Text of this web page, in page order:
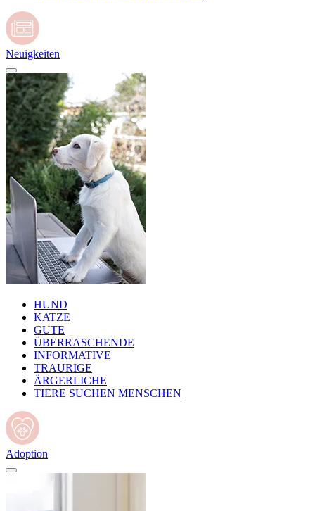
Neuigkeiten
HUND
KATZE
GUTE
ÜBERRASCHENDE
INFORMATIVE
TRAURIGE
ÄRGERLICHE
TIERE SUCHEN MENSCHEN
Adoption